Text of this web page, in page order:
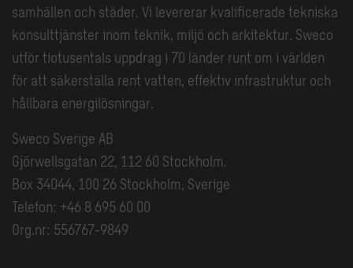
samhällen och städer. Vi levererar kvalificerade tekniska
konsulttjänster inom teknik, miljö och arkitektur. Sweco
utför tiotusentals uppdrag i 70 länder runt om i världen
för att säkerställa rent vatten, effektiv infrastruktur och
hållbara energilösningar.
Sweco Sverige AB
Gjörwellsgatan 22, 112 60 Stockholm.
Box 34044, 100 26 Stockholm, Sverige
Telefon: +46 8 695 60 00
Org.nr: 556767-9849